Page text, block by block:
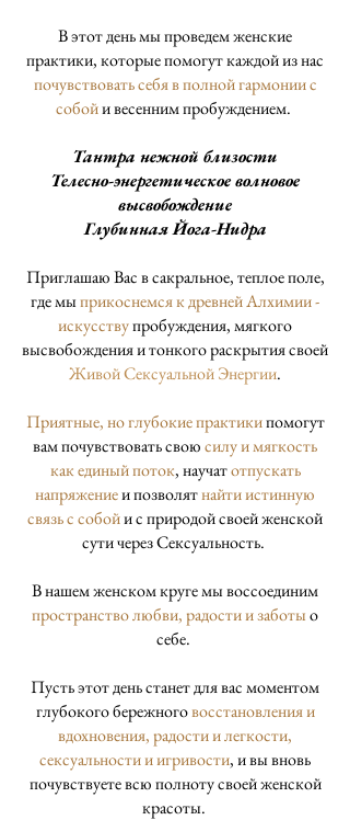
В этот день мы проведем женские
практики, которые помогут каждой из нас
почувствовать себя в полной гармонии с
собойи весенним пробуждением.
Тантра нежной близости
Телесно-энергетическое волновое
высвобождение
Глубинная Йога-Нидра
Приглашаю Вас в сакральное, теплое поле,
где мыприкоснемся к древней Алхимии -
искусствупробуждения, мягкого
высвобождения и тонкого раскрытия своей
Живой Сексуальной Энергии.
Приятные, но глубокие практикипомогут
вам почувствовать своюсилу и мягкость
как единый поток, научатотпускать
напряжениеи позволятнайти истинную
связь с собойи с природой своей женской
сути через Сексуальность.
В нашем женском круге мы воссоединим
пространство любви, радости и заботыо
себе.
Пусть этот день станет для вас моментом
глубокого бережноговосстановления и
вдохновения, радости и легкости,
сексуальности и игривости, и вы вновь
почувствуете всю полноту своей женской
красоты.